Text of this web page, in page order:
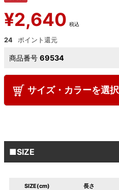
¥2,640 税込
24
商品番号 69534
サイズ・カラーを選択
■SIZE
SIZE(cm) 長さ